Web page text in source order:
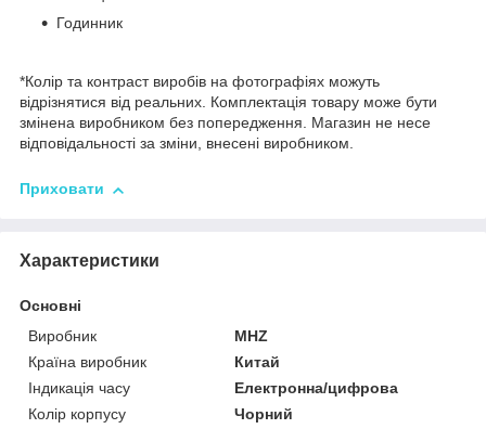
Годинник
*Колір та контраст виробів на фотографіях можуть
відрізнятися від реальних. Комплектація товару може бути
змінена виробником без попередження. Магазин не несе
відповідальності за зміни, внесені виробником.
Приховати
Характеристики
Основні
Виробник
MHZ
Країна виробник
Китай
Індикація часу
Електронна/цифрова
Колір корпусу
Чорний